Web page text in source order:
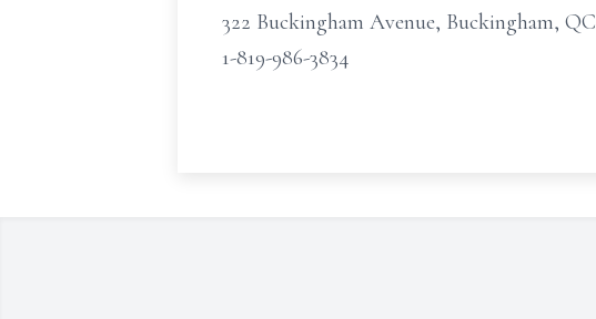
322 Buckingham Avenue, Buckingham, QC
1-819-986-3834